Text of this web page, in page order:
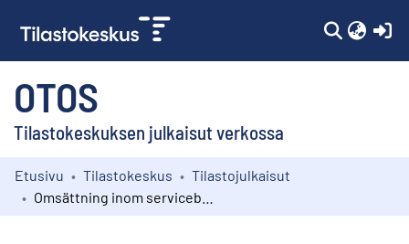
OTOS
Tilastokeskuksen julkaisut verkossa
Kokoelmat
Etusivu Tilastokeskus
Tilastojulkaisut